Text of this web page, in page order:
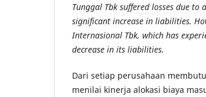
Tunggal Tbk suffered losses due
significant increase in liabilities.
Internasional Tbk, which has
decrease in its liabilities.
Dari setiap perusahaan
menilai kinerja alokasi biaya